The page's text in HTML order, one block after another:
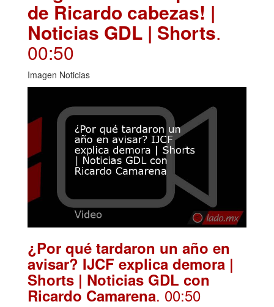
de Ricardo cabezas! |
Noticias GDL | Shorts.
00:50
Imagen Noticias
¿Por qué tardaron un año en
avisar? IJCF explica demora |
Shorts | Noticias GDL con
Ricardo Camarena. 00:50